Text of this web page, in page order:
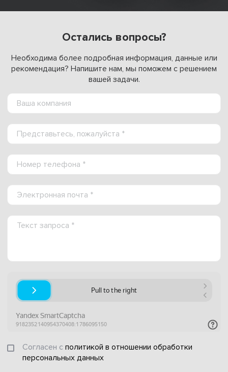
Остались вопросы?
Необходима более подробная информация, данные или
рекомендация? Напишите нам, мы поможем с решением
вашей задачи.
Согласен с политикой в отношении обработки
персональных данных